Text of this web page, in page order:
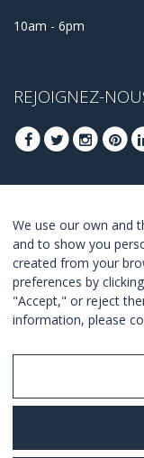
10am - 6pm
REJOIGNEZ-
MEILLEURES
Je suis d´accord
We use our own and
and to show you
created from your
preferences by
"Accept," or reject
information, please